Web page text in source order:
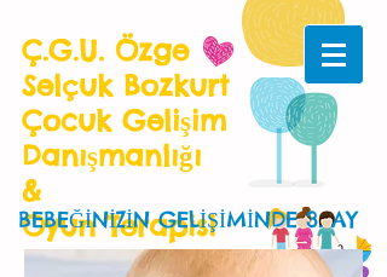
Ç.G.U. Özge
Selçuk Bozkurt
Çocuk Gelişim
Danışmanlığı
&
Oyun Terapisi
BEBEĞİNİZİN GELİŞİMİNDE 3. AY